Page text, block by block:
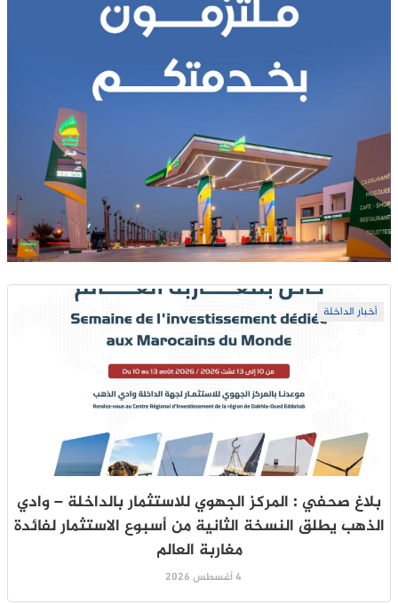
أخبار الداخلة
بلاغ صحفي : المركز الجهوي للاستثمار بالداخلة – وادي
الذهب يطلق النسخة الثانية من أسبوع الاستثمار لفائدة
مغاربة العالم
4 أغسطس 2026